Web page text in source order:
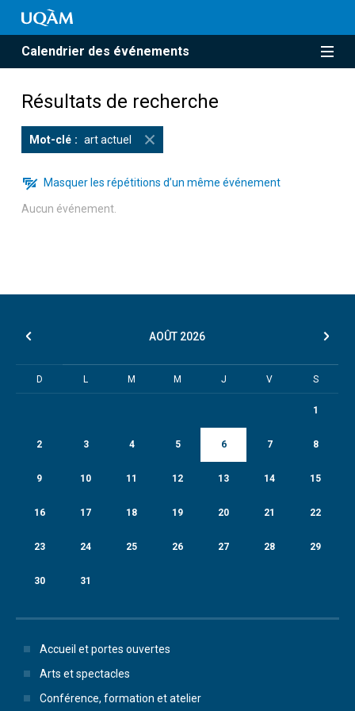
Calendrier des événements
Résultats de recherche
Mot-clé art actuel
Masquer les répétitions d’un même événement
Aucun événement.
AOÛT 2026
D L M M J V S
1
2 3 4 5 6 7 8
9 10 11 12 13 14 15
16 17 18 19 20 21 22
23 24 25 26 27 28 29
30 31
Accueil et portes ouvertes
Arts et spectacles
Conférence, formation et atelier